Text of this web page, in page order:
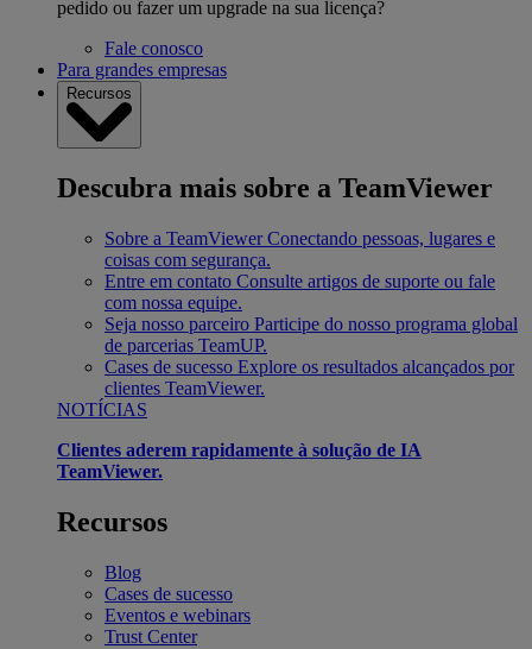
pedido ou fazer um upgrade na sua licença?
Fale conosco
Para grandes empresas
Recursos
Descubra mais sobre a TeamViewer
Sobre a TeamViewer Conectando pessoas, lugares e
coisas com segurança.
Entre em contato Consulte artigos de suporte ou fale
com nossa equipe.
Seja nosso parceiro Participe do nosso programa global
de parcerias TeamUP.
Cases de sucesso Explore os resultados alcançados por
clientes TeamViewer.
NOTÍCIAS
Clientes aderem rapidamente à solução de IA
TeamViewer.
Recursos
Blog
Cases de sucesso
Eventos e webinars
Trust Center